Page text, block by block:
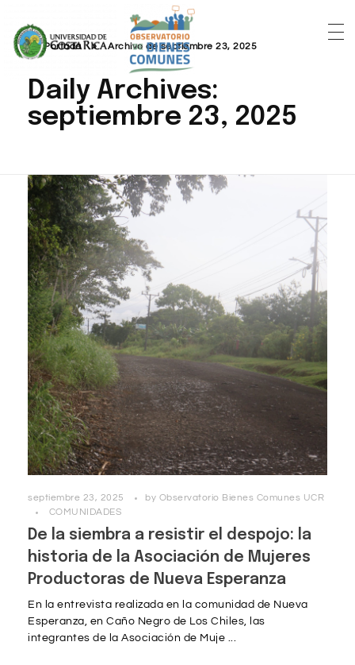
Portada » Archivo de septiembre 23, 2025
Daily Archives:
septiembre 23, 2025
septiembre 23, 2025 by Observatorio Bienes Comunes UCR
COMUNIDADES
De la siembra a resistir el despojo: la
historia de la Asociación de Mujeres
Productoras de Nueva Esperanza
En la entrevista realizada en la comunidad de Nueva
Esperanza, en Caño Negro de Los Chiles, las
integrantes de la Asociación de Muje ...